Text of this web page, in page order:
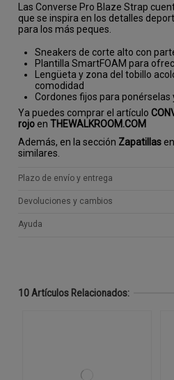
Las Converse Pro Blaze Strap
que se inspira en los detalles
para los más peques.
Sneakers de corte alto con
Plantilla SmartFOAM para
Lengüeta y zona del tobillo
comodidad
Cordones fijos para
Ya puedes comprar el artículo
rojo enTHEWALKROOM.COM
Además, en la sección Zapatillas
similares.
Plazo de envío y entrega
Devoluciones y cambios
Ayuda
10 Artículos Relacionados: